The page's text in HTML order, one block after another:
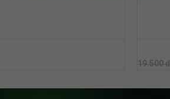
BÉC BÙ
19.500 đ